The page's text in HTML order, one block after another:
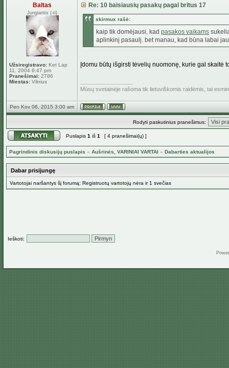
Baltas
Jungiantis (-ti)
Užsiregistravo: Ket Lap
11, 2004 6:47 pm
Pranešimai: 2786
Miestas: Vilnius
Re: 10 baisiausių pasakų pagal britus 17
skirmux rašė:
kaip tik domėjausi, kad pasakos vaikams
aplinkinį pasaulį. bet manau, kad būna labai
Įdomu būtų išgirsti tėvelių nuomonę, kurie gal skaitė
Mūsų svetainėje rašoma tik lietuviškomis raidėmis, tai
Pen Kov 06, 2015 3:00 am
Rodyti paskutinius pranešimus:
Puslapis 1 iš 1 [ 4 pranešimai(ų) ]
Pagrindinis diskusijų puslapis » Aušrinės, VARINIAI VARTAI » Dabarties aktualijos
Dabar prisijungę
Vartotojai naršantys šį forumą: Registruotų vartotojų nėra ir 1 svečias
Ieškoti: